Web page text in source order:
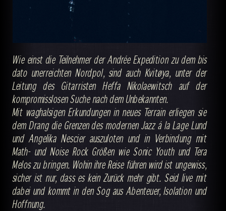
Wie einst die Teilnehmer der Andrée Expedition zu dem bis
dato unerreichten Nordpol, sind auch Kvitøya, unter der
Leitung des Gitarristen Heffa Nikolaewitsch auf der
kompromisslosen Suche nach dem Unbekannten.
Mit waghalsigen Erkundungen in neues Terrain erliegen sie
dem Drang die Grenzen des modernen Jazz á la Lage Lund
und Angelika Nescier auszuloten und in Verbindung mit
Math- und Noise Rock Größen wie Sonic Youth und Tera
Melos zu bringen. Wohin ihre Reise führen wird ist ungewiss,
sicher ist nur, dass es kein Zurück mehr gibt. Seid live mit
dabei und kommt in den Sog aus Abenteuer, Isolation und
Hoffnung.